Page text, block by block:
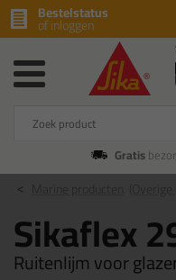
Bestelstatus
of inloggen
Gratis
Sikaflex
Ruitenlijm voor